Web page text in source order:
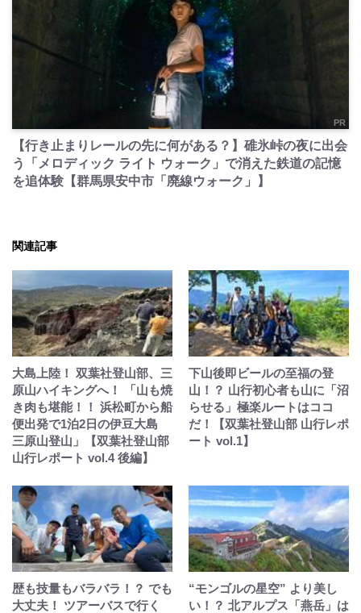
PR
【行き止まりレールの先に何がある？】碓氷峠の夜に出会
う「メロディック ライト ウォーク」で消えた鉄道の記憶
を追体験【群馬県安中市「廃線ウォーク」】
関連記事
大島上陸！ 双葉社登山部、三
原山ハイキングへ！ 「山も焼
き肉も堪能！！ 浜松町から船
便出発で1泊2日の伊豆大島
三原山登山」【双葉社登山部
山行レポート vol.4 後編】
下山後即ビールの至福の登
山！？ 山行初心者も山に「沼
らせる」極楽ルートはココ
だ！【双葉社登山部 山行レポ
ート vol.1】
歴も技量もバラバラ！？ でも
大丈夫！ ツアーバスで行く
“モンゴルの星空” より美し
い！？ 北アルプス「燕岳」は